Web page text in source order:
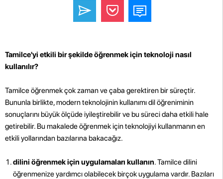
Tamilce'yi etkili bir şekilde öğrenmek için teknoloji nasıl
kullanılır?
Tamilce öğrenmek çok zaman ve çaba gerektiren bir süreçtir.
Bununla birlikte, modern teknolojinin kullanımı dil öğreniminin
sonuçlarını büyük ölçüde iyileştirebilir ve bu süreci daha etkili hale
getirebilir. Bu makalede öğrenmek için teknolojiyi kullanmanın en
etkili yollarından bazılarına bakacağız.
dilini öğrenmek için uygulamaları kullanın. Tamilce dilini
öğrenmenize yardımcı olabilecek birçok uygulama vardır. Bazıları